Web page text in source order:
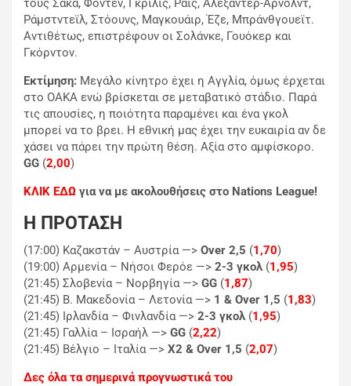
τους Σάκα, Φόντεν, Γκρίλις, Ράις, Αλεξάντερ-Άρνολντ,
Ράμστντεϊλ, Στόουνς, Μαγκουάιρ, Έζε, Μπράνθγουεϊτ.
Αντιθέτως, επιστρέφουν οι Σολάνκε, Γουόκερ και
Γκόρντον.
Εκτίμηση: Mεγάλο κίνητρο έχει η Αγγλία, όμως έρχεται
στο ΟΑΚΑ ενώ βρίσκεται σε μεταβατικό στάδιο. Παρά
τις απουσίες, η ποιότητα παραμένει και ένα γκολ
μπορεί να το βρει. Η εθνική μας έχει την ευκαιρία αν δε
χάσει να πάρει την πρώτη θέση. Αξία στο αμφίσκορο.
GG (2,00)
ΚΛΙΚ ΕΔΩ για να με ακολουθήσεις στο Nations League!
H ΠΡΟΤΑΣΗ
(17:00) Καζακστάν – Αυστρία —> Over 2,5 (1,70)
(19:00) Αρμενία – Νήσοι Φερόε —> 2-3 γκολ(1,95)
(21:45) Σλοβενία – Νορβηγία —> GG (1,87)
(21:45) Β. Μακεδονία – Λετονία —> 1 & Over 1,5 (1,83)
(21:45) Ιρλανδία – Φινλανδία —> 2-3 γκολ(1,95)
(21:45) Γαλλία – Ισραήλ —> GG (2,22)
(21:45) Βέλγιο – Ιταλία —> Χ2 & Over 1,5 (2,07)
Δες όλα τα σημερινά προγνωστικά του